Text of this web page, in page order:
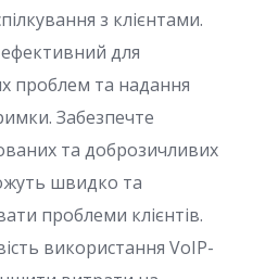
з клієнтами.
для
проблем та надання
Забезпечте
та доброзичливих
швидко та
проблеми клієнтів.
використання VoIP-